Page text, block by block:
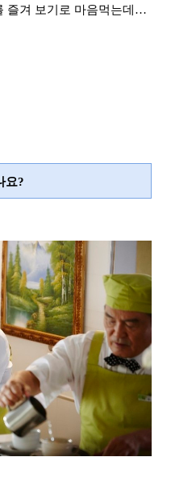
즐겨 보기로 마음먹는데…
요?